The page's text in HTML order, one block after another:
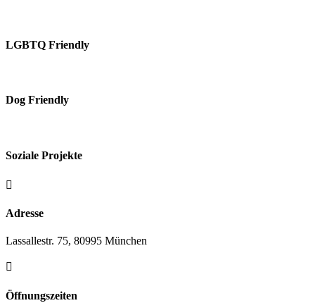
LGBTQ Friendly
Dog Friendly
Soziale Projekte

Adresse
Lassallestr. 75, 80995 München

Öffnungszeiten